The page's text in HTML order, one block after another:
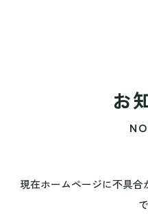
お
現在ホームページに不具